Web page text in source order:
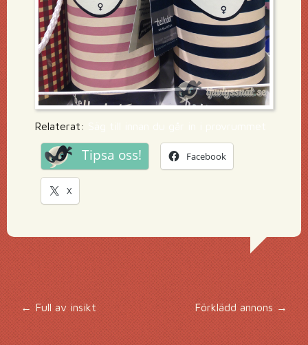
Relaterat:
Tipsa oss! Facebook
X
Inläggsnavigering
← Full av insikt Förklädd annons→